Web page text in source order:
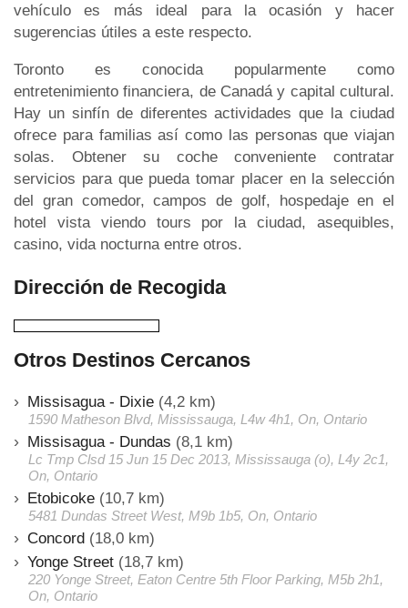
vehículo es más ideal para la ocasión y hacer
sugerencias útiles a este respecto.
Toronto es conocida popularmente como
entretenimiento financiera, de Canadá y capital cultural.
Hay un sinfín de diferentes actividades que la ciudad
ofrece para familias así como las personas que viajan
solas. Obtener su coche conveniente contratar
servicios para que pueda tomar placer en la selección
del gran comedor, campos de golf, hospedaje en el
hotel vista viendo tours por la ciudad, asequibles,
casino, vida nocturna entre otros.
Dirección de Recogida
Otros Destinos Cercanos
Missisagua - Dixie (4,2 km)
1590 Matheson Blvd, Mississauga, L4w 4h1, On, Ontario
Missisagua - Dundas (8,1 km)
Lc Tmp Clsd 15 Jun 15 Dec 2013, Mississauga (o), L4y 2c1,
On, Ontario
Etobicoke (10,7 km)
5481 Dundas Street West, M9b 1b5, On, Ontario
Concord (18,0 km)
Yonge Street (18,7 km)
220 Yonge Street, Eaton Centre 5th Floor Parking, M5b 2h1,
On, Ontario